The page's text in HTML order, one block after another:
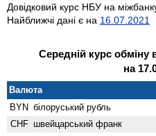
Довідковий курс НБУ на
Найближчі дані є на 16.07.2021
Середній курс обміну
на
Валюта
BYN білоруський рубль
CHF швейцарський франк